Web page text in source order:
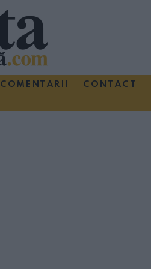
COMENTARII CONTACT